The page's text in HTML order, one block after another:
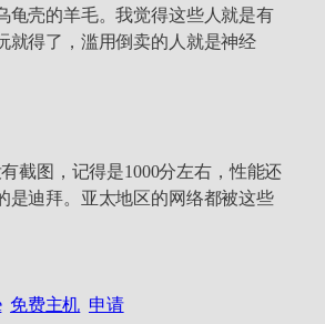
龟壳的羊毛。我觉得这些人就是有
就得了，滥用倒卖的人就是神经
截图，记得是1000分左右，性能还
是迪拜。亚太地区的网络都被这些
免费主机 申请